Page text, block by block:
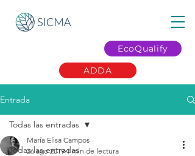
EcoQualify
ADDA
Entrada
Todas las entradas
Todas las entradas
María Elisa Campos
26 ago 2019 1 min de lectura